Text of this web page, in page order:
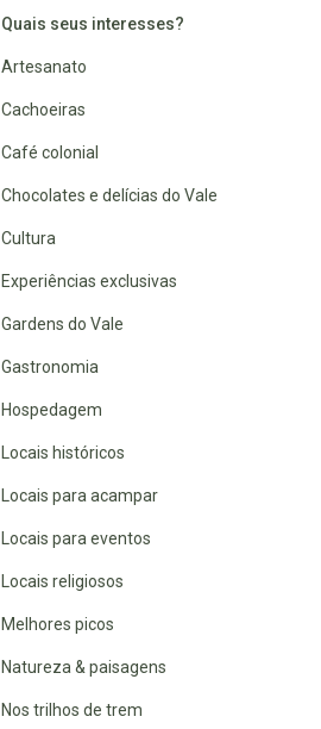
Quais seus interesses?
Artesanato
Cachoeiras
Café colonial
Chocolates e delícias do Vale
Cultura
Experiências exclusivas
Gardens do Vale
Gastronomia
Hospedagem
Locais históricos
Locais para acampar
Locais para eventos
Locais religiosos
Melhores picos
Natureza & paisagens
Nos trilhos de trem